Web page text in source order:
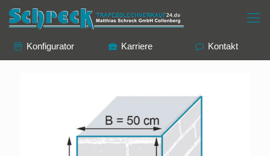
Konfigurator Karriere Kontakt